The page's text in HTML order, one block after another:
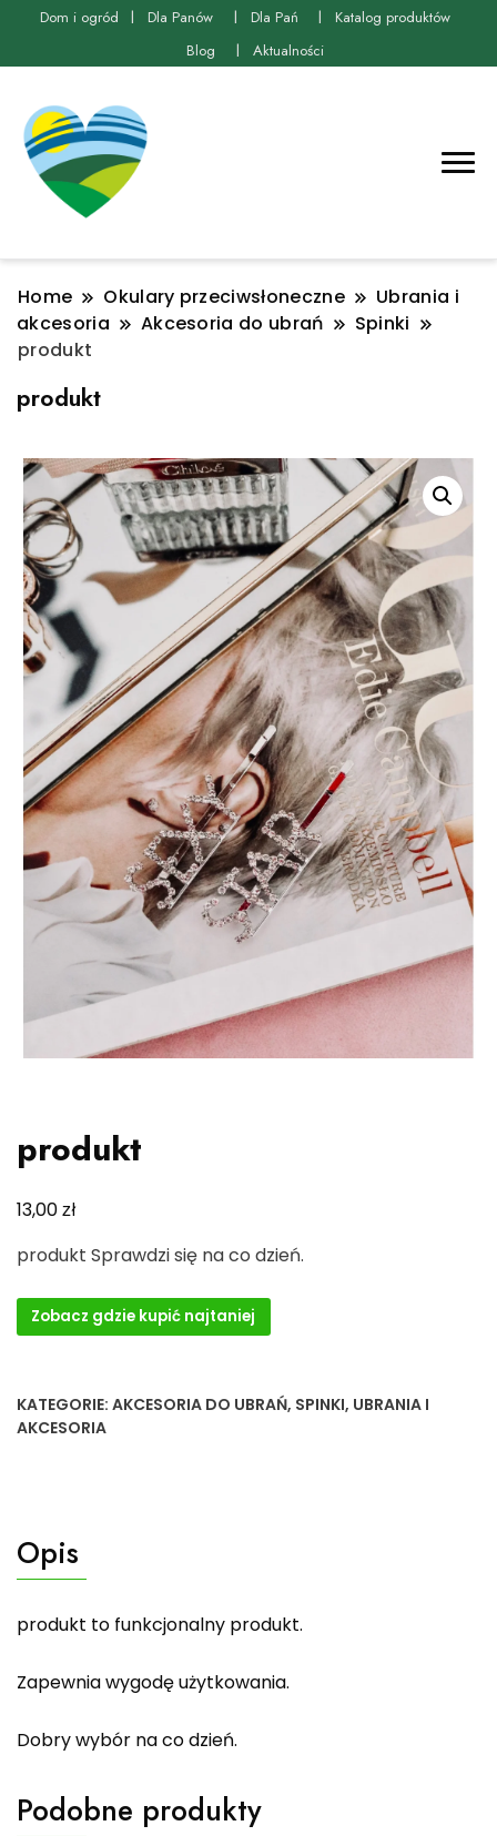
Dom i ogród Dla Panów Dla Pań
Katalog produktów
Blog
Aktualności
Home Okulary przeciwsłoneczne
Ubrania i
akcesoria
Akcesoria do ubrań
Spinki
produkt
produkt
produkt
13,00zł
produkt Sprawdzi się na co dzień.
Zobacz gdzie kupić najtaniej
KATEGORIE: AKCESORIA DO UBRAŃ, SPINKI, UBRANIA I
AKCESORIA
Opis
produkt to funkcjonalny produkt.
Zapewnia wygodę użytkowania.
Dobry wybór na co dzień.
Podobne produkty